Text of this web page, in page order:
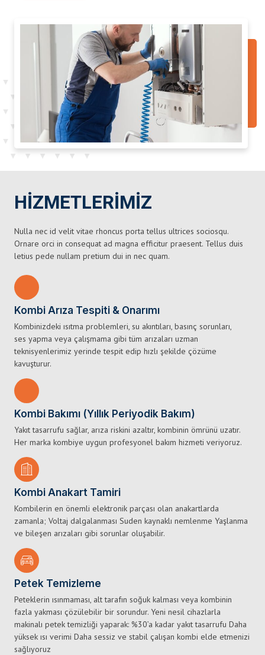
HİZMETLERİMİZ
Nulla nec id velit vitae rhoncus porta tellus ultrices sociosqu.
Ornare orci in consequat ad magna efficitur praesent. Tellus duis
letius pede nullam pretium dui in nec quam.
Kombi Arıza Tespiti & Onarımı
Kombinizdeki ısıtma problemleri, su akıntıları, basınç sorunları,
ses yapma veya çalışmama gibi tüm arızaları uzman
teknisyenlerimiz yerinde tespit edip hızlı şekilde çözüme
kavuşturur.
Kombi Bakımı (Yıllık Periyodik Bakım)
Yakıt tasarrufu sağlar, arıza riskini azaltır, kombinin ömrünü uzatır.
Her marka kombiye uygun profesyonel bakım hizmeti veriyoruz.
Kombi Anakart Tamiri
Kombilerin en önemli elektronik parçası olan anakartlarda
zamanla; Voltaj dalgalanması Suden kaynaklı nemlenme Yaşlanma
ve bileşen arızaları gibi sorunlar oluşabilir.
Petek Temizleme
Peteklerin ısınmaması, alt tarafın soğuk kalması veya kombinin
fazla yakması çözülebilir bir sorundur. Yeni nesil cihazlarla
makinalı petek temizliği yaparak: %30’a kadar yakıt tasarrufu Daha
yüksek ısı verimi Daha sessiz ve stabil çalışan kombi elde etmenizi
sağlıyoruz